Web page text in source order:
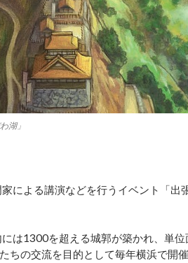
湖」
による講演などを行うイベント「出
は1300を超える城郭が築かれ、単
ちの交流を目的として毎年横浜で開